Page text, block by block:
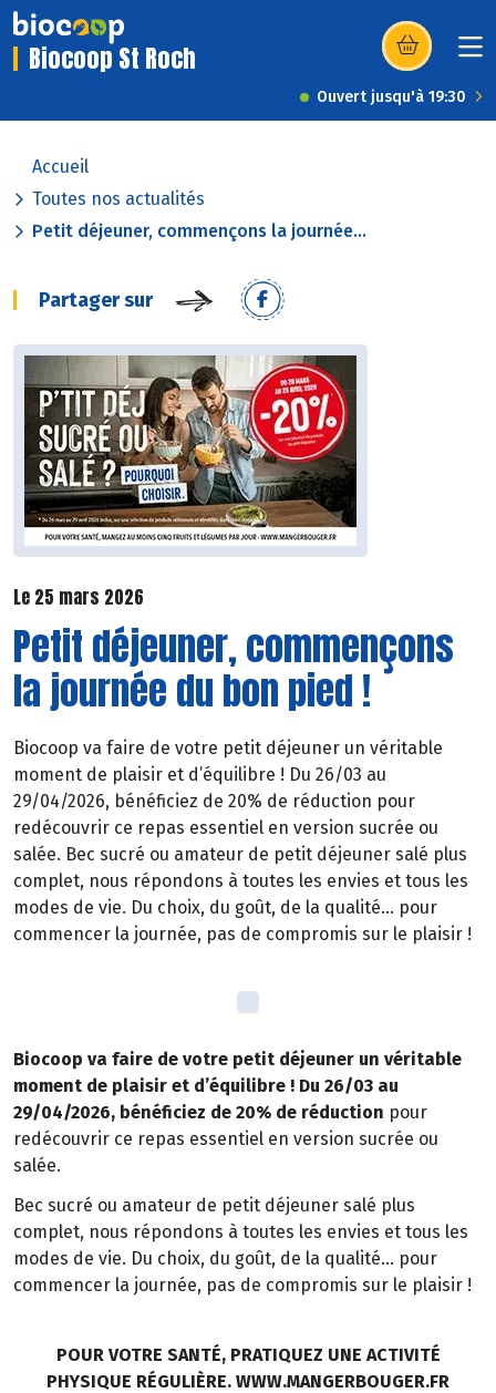
Biocoop St Roch (s’ouvre dans
Ouvert jusqu'à 19:30
Accueil
Toutes nos actualités
Petit déjeuner, commençons la journée...
Partager sur
Le 25 mars 2026
Petit déjeuner, commençons
la journée du bon pied !
Biocoop va faire de votre petit déjeuner un véritable
moment de plaisir et d’équilibre ! Du 26/03 au
29/04/2026, bénéficiez de 20% de réduction pour
redécouvrir ce repas essentiel en version sucrée ou
salée. Bec sucré ou amateur de petit déjeuner salé plus
complet, nous répondons à toutes les envies et tous les
modes de vie. Du choix, du goût, de la qualité… pour
commencer la journée, pas de compromis sur le plaisir !
Biocoop va faire de votre petit déjeuner un véritable
moment de plaisir et d’équilibre ! Du 26/03 au
29/04/2026, bénéficiez de 20% de réduction pour
redécouvrir ce repas essentiel en version sucrée ou
salée.
Bec sucré ou amateur de petit déjeuner salé plus
complet, nous répondons à toutes les envies et tous les
modes de vie. Du choix, du goût, de la qualité… pour
commencer la journée, pas de compromis sur le plaisir !
POUR VOTRE SANTÉ, PRATIQUEZ UNE ACTIVITÉ
PHYSIQUE RÉGULIÈRE. WWW.MANGERBOUGER.FR